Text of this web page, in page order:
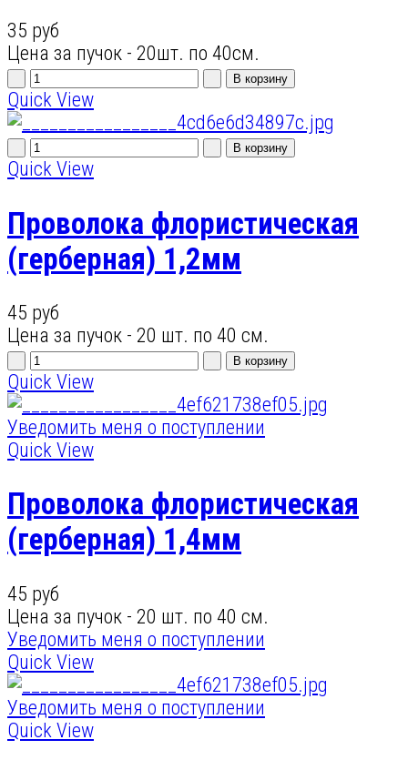
35 руб
Цена за пучок - 20шт. по 40см.
Quick View
Quick View
Проволока флористическая
(герберная) 1,2мм
45 руб
Цена за пучок - 20 шт. по 40 см.
Quick View
Уведомить меня о поступлении
Quick View
Проволока флористическая
(герберная) 1,4мм
45 руб
Цена за пучок - 20 шт. по 40 см.
Уведомить меня о поступлении
Quick View
Уведомить меня о поступлении
Quick View